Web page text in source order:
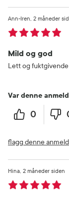
Mild og god
2 måneder
Ann-Iren
Lett og
Var denne
0
flagg denne
2 måneder siden
Hina